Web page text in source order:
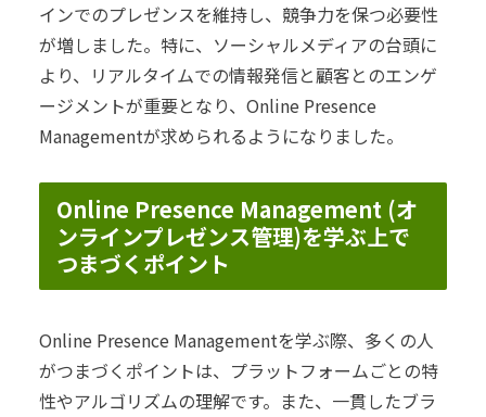
インでのプレゼンスを維持し、競争力を保つ必要性
が増しました。特に、ソーシャルメディアの台頭に
より、リアルタイムでの情報発信と顧客とのエンゲ
ージメントが重要となり、Online Presence
Managementが求められるようになりました。
Online Presence Management (オ
ンラインプレゼンス管理)を学ぶ上で
つまづくポイント
Online Presence Managementを学ぶ際、多くの人
がつまづくポイントは、プラットフォームごとの特
性やアルゴリズムの理解です。また、一貫したブラ